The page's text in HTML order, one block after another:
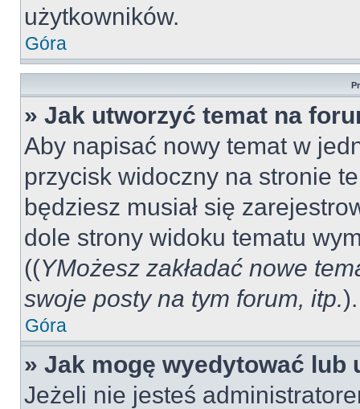
użytkowników.
Góra
» Jak utworzyć temat na
Aby napisać nowy temat w
przycisk widoczny na stronie
będziesz musiał się
dole strony widoku tematu
((YMożesz zakładać nowe
swoje posty na tym forum, itp.).
Góra
» Jak mogę wyedytować lub
Jeżeli nie jesteś